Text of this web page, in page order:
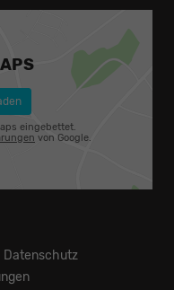
eingebettet.
von Google.
Datenschutz